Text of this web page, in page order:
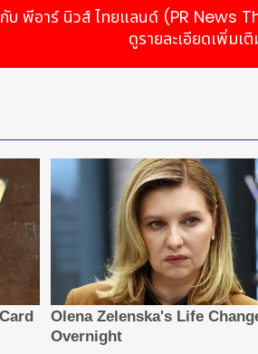
กับ พีอาร์ นิวส์ ไทยแลนด์ (PR News
ดูรายละเอียดเพิ่มเ